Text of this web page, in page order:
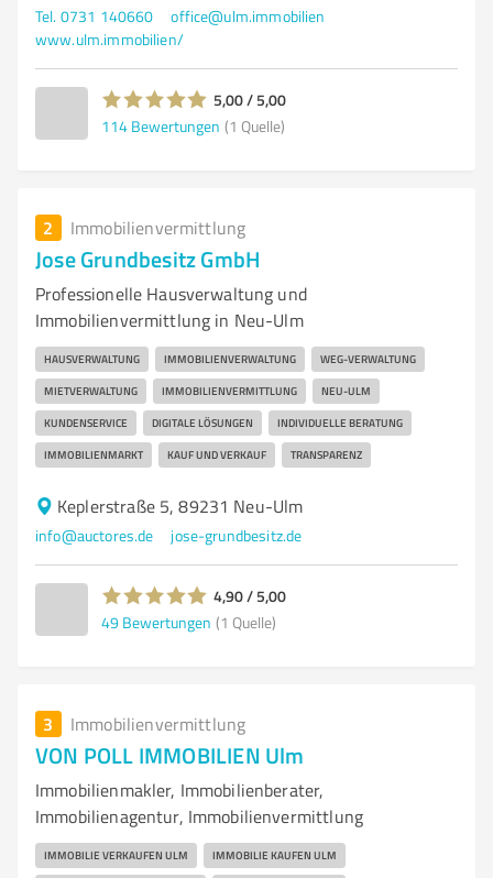
Tel. 0731 140660
office@ulm.immobilien
www.ulm.immobilien/
5,00 / 5,00
114 Bewertungen (1 Quelle)
2 Immobilienvermittlung
Jose Grundbesitz GmbH
Professionelle Hausverwaltung und
Immobilienvermittlung in Neu-Ulm
HAUSVERWALTUNG IMMOBILIENVERWALTUNG WEG-VERWALTUNG
MIETVERWALTUNG IMMOBILIENVERMITTLUNG NEU-ULM
KUNDENSERVICE DIGITALE LÖSUNGEN INDIVIDUELLE BERATUNG
IMMOBILIENMARKT KAUF UND VERKAUF TRANSPARENZ
Keplerstraße 5, 89231 Neu-Ulm
info@auctores.de jose-grundbesitz.de
4,90 / 5,00
49 Bewertungen (1 Quelle)
3 Immobilienvermittlung
VON POLL IMMOBILIEN Ulm
Immobilienmakler, Immobilienberater,
Immobilienagentur, Immobilienvermittlung
IMMOBILIE VERKAUFEN ULM IMMOBILIE KAUFEN ULM